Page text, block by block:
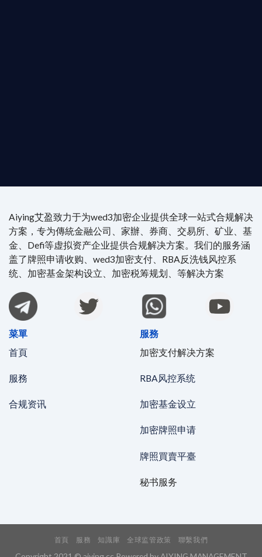
Aiying艾盈致力于为wed3加密企业提供全球一站式合规解决
方案，专为傳統金融公司、家辦、券商、交易所、矿业、基
金、Defi等虚拟资产企业提供合规解决方案。我们的服务涵
盖了牌照申请收购、wed3加密支付、RBA反洗钱风控系
统、加密基金架构设立、加密税筹规划、等解决方案
菜單
首頁
服務
合规资讯
服務
加密支付解决方案
RBA风控系统
加密基金设立
加密牌照申请
牌照買賣平臺
秘书服务
首頁 服務 知識庫 全球监管政策 聯繫我們